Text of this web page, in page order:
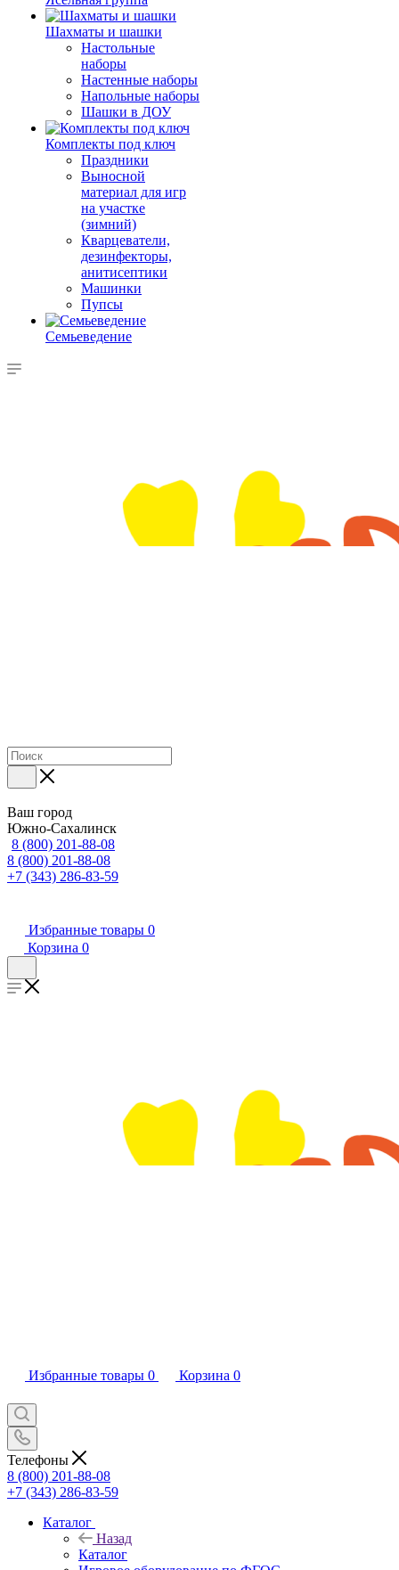
Шахматы и шашки
Настольные
наборы
Настенные наборы
Напольные наборы
Шашки в ДОУ
Комплекты под ключ
Праздники
Выносной
материал для игр
на участке
(зимний)
Кварцеватели,
дезинфекторы,
анитисептики
Машинки
Пупсы
Семьеведение
Ваш город
Южно-Сахалинск
8 (800) 201-88-08
8 (800) 201-88-08
+7 (343) 286-83-59
Избранные товары 0
Корзина 0
Избранные товары 0 Корзина 0
Телефоны
8 (800) 201-88-08
+7 (343) 286-83-59
Каталог
Назад
Каталог